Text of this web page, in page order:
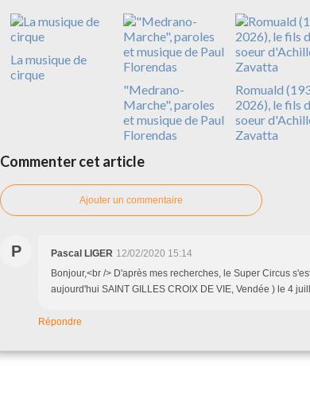
La musique de
cirque
"Medrano-
Marche", paroles
et musique de Paul
Florendas
Romuald
2026), le fils
soeur
Zavatta
Commenter cet article
Ajouter un commentaire
P Pascal LIGER 12/02/2020 15:14
Bonjour,<br /> D'après mes recherches, le Super Circus
aujourd'hui SAINT GILLES CROIX DE VIE, Vendée ) le 4
Répondre